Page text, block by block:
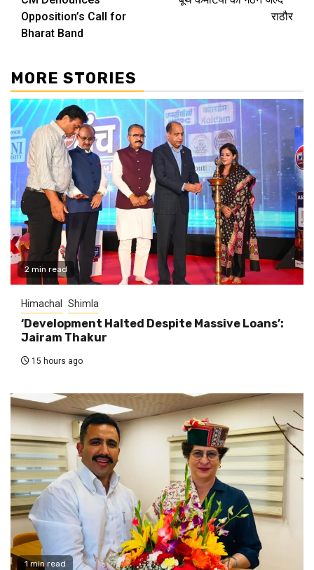
Reading
Opposition’s Call for
Bharat Band
राठौर
MORE STORIES
2 min read
Himachal Shimla
‘Development Halted Despite Massive Loans’:
Jairam Thakur
15 hours ago
1 min read